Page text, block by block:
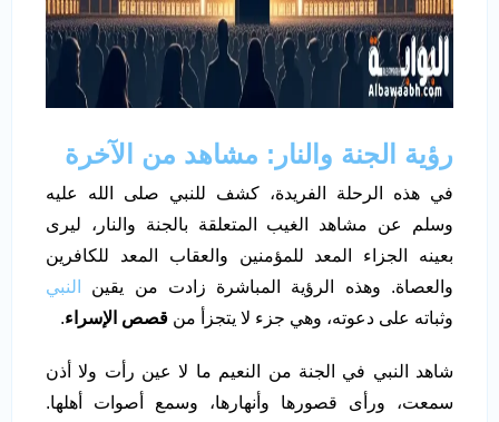
رؤية الجنة والنار: مشاهد من الآخرة
في هذه الرحلة الفريدة، كشف للنبي صلى الله عليه
وسلم عن مشاهد الغيب المتعلقة بالجنة والنار، ليرى
بعينه الجزاء المعد للمؤمنين والعقاب المعد للكافرين
والعصاة. وهذه الرؤية المباشرة زادت من يقين
النبي
وثباته على دعوته، وهي جزء لا يتجزأ من قصص الإسراء.
شاهد النبي في الجنة من النعيم ما لا عين رأت ولا أذن
سمعت، ورأى قصورها وأنهارها، وسمع أصوات أهلها.